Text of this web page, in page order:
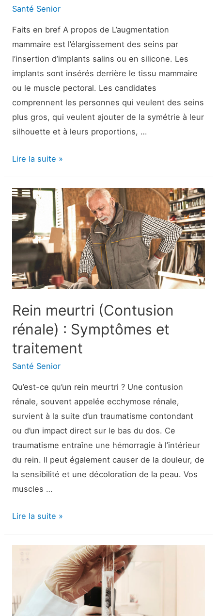
Santé Senior
Faits en bref A propos de L’augmentation
mammaire est l’élargissement des seins par
l’insertion d’implants salins ou en silicone. Les
implants sont insérés derrière le tissu mammaire
ou le muscle pectoral. Les candidates
comprennent les personnes qui veulent des seins
plus gros, qui veulent ajouter de la symétrie à leur
silhouette et à leurs proportions, …
Augmentation
:
Avant
et
après,
coûts,
chirurgie
et
plus
encore
Lire la suite »
Rein meurtri (Contusion
rénale) : Symptômes et
traitement
Santé Senior
Qu’est-ce qu’un rein meurtri ? Une contusion
rénale, souvent appelée ecchymose rénale,
survient à la suite d’un traumatisme contondant
ou d’un impact direct sur le bas du dos. Ce
traumatisme entraîne une hémorragie à l’intérieur
du rein. Il peut également causer de la douleur, de
la sensibilité et une décoloration de la peau. Vos
muscles …
Rein
(Contusion
rénale)
Symptômes
et
Lire la suite »